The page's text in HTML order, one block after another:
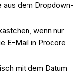
aus dem Dropdown-
wenn nur
E-Mail in Procore
mit dem Datum